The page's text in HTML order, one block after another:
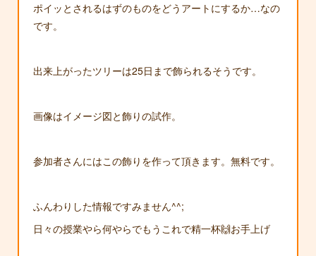
ポイッとされるはずのものをどうアートにするか…なの
です。
出来上がったツリーは25日まで飾られるそうです。
画像はイメージ図と飾りの試作。
参加者さんにはこの飾りを作って頂きます。無料です。
ふんわりした情報ですみません^^;
日々の授業やら何やらでもうこれで精一杯🙌お手上げ